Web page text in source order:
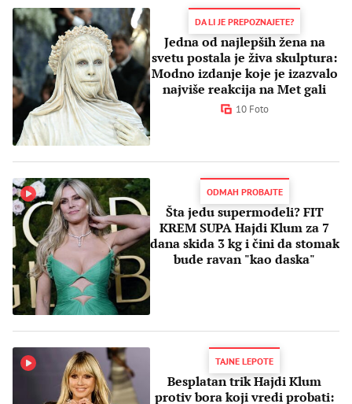
DA LI JE PREPOZNAJETE?
Jedna od najlepših žena na
svetu postala je živa skulptura:
Modno izdanje koje je izazvalo
najviše reakcija na Met gali
10 Foto
ODMAH PROBAJTE
Šta jedu supermodeli? FIT
KREM SUPA Hajdi Klum za 7
dana skida 3 kg i čini da stomak
bude ravan "kao daska"
TAJNE LEPOTE
Besplatan trik Hajdi Klum
protiv bora koji vredi probati: